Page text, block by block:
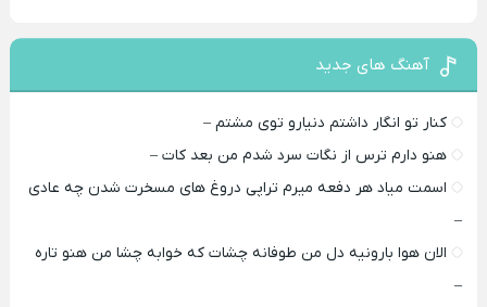
آهنگ های جدید
کنار تو انگار داشتم دنیارو توی مشتم –
هنو دارم ترس از نگات سرد شدم من بعد کات –
اسمت میاد هر دفعه میرم تراپی دروغ‌ های مسخرت شدن چه عادی
–
الان هوا بارونیه دل من طوفانه چشات که خوابه چشا من هنو تاره
–